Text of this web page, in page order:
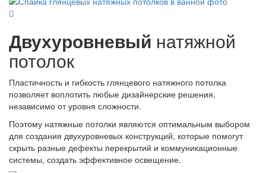
Двухуровневый натяжной
потолок
Пластичность и гибкость глянцевого натяжного потолка
позволяет воплотить любые дизайнерские решения,
независимо от уровня сложности.
Поэтому натяжные потолки являются оптимальным выбором
для создания двухуровневых конструкций, которые помогут
скрыть разные дефекты перекрытий и коммуникационные
системы, создать эффективное освещение.